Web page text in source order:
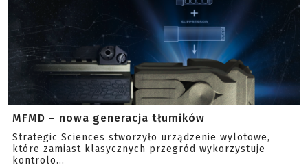
MFMD – nowa generacja tłumików
Strategic Sciences stworzyło urządzenie wylotowe,
które zamiast klasycznych przegród wykorzystuje
kontrolo...